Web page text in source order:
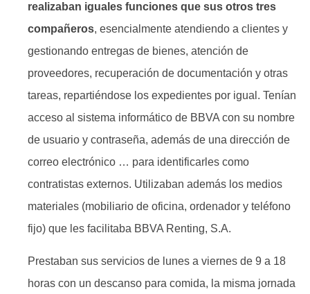
realizaban iguales funciones que sus otros tres
compañeros, esencialmente atendiendo a clientes y
gestionando entregas de bienes, atención de
proveedores, recuperación de documentación y otras
tareas, repartiéndose los expedientes por igual. Tenían
acceso al sistema informático de BBVA con su nombre
de usuario y contraseña, además de una dirección de
correo electrónico … para identificarles como
contratistas externos. Utilizaban además los medios
materiales (mobiliario de oficina, ordenador y teléfono
fijo) que les facilitaba BBVA Renting, S.A.
Prestaban sus servicios de lunes a viernes de 9 a 18
horas con un descanso para comida, la misma jornada